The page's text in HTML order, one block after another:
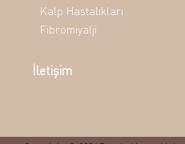
Kalp Hastalıkları
Fibromiyalji
İletişim